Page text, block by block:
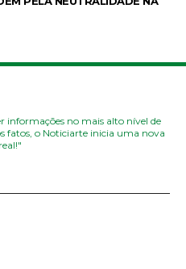
informações no mais alto nível de
fatos, o Noticiarte inicia uma nova